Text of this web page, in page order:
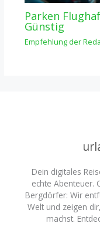
Parken
Günstig
Empfehlung der
Dein digitales
echte Abenteuer.
Bergdörfer: Wir
Welt und zeigen
machst.